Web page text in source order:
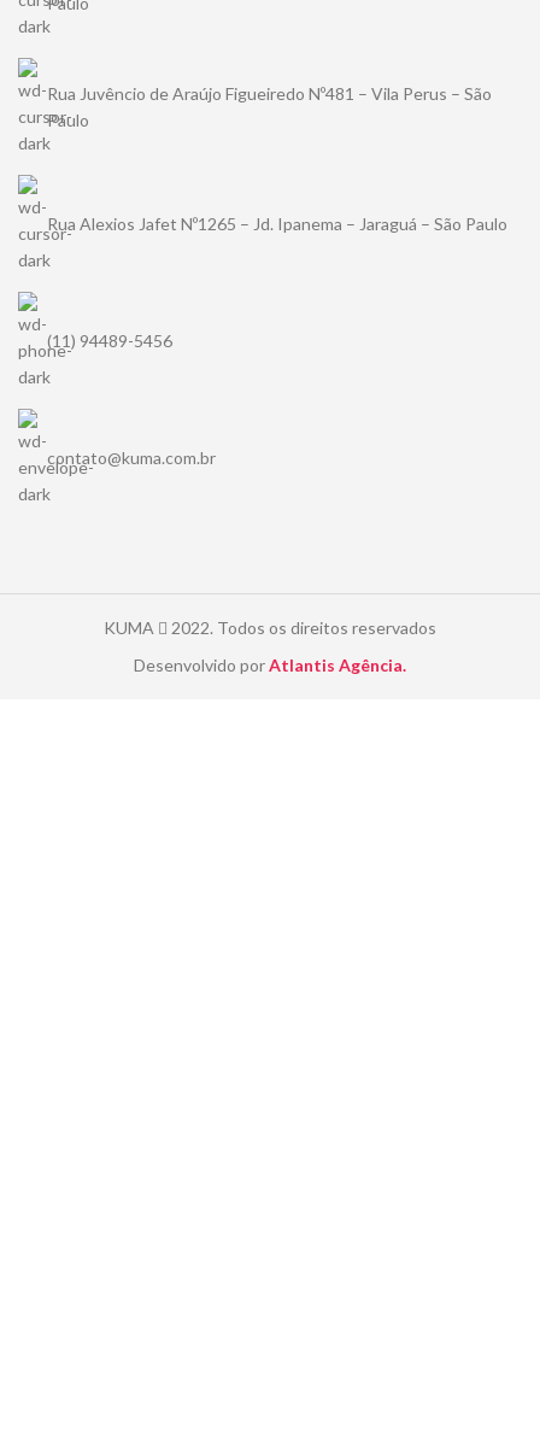
Rua Juvêncio de Araújo Figueiredo Nº481 – Vila Perus – São
Paulo
Rua Alexios Jafet Nº1265 – Jd. Ipanema – Jaraguá – São Paulo
(11) 94489-5456
contato@kuma.com.br
KUMA
2022. Todos os direitos reservados
Desenvolvido porAtlantis Agência.